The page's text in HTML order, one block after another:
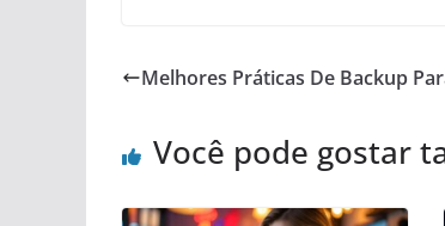
Melhores Práticas De Backup
Você pode gostar